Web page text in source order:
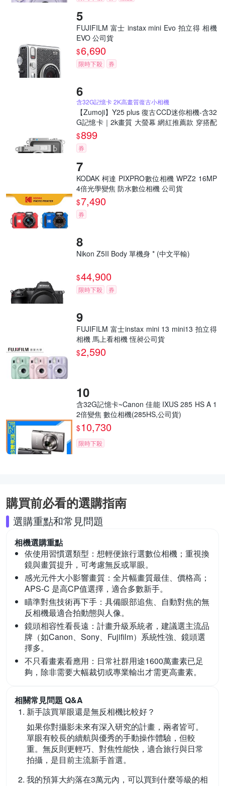
FUJIFILM 富士 instax mini Evo 拍立得 相機
EVO 公司貨
$6,690
限時下殺 券
含32G記憶卡 2K高畫質復古小相機
【Zumoji】Y25 plus 復古CCD迷你相機-含32
G記憶卡｜2k畫質 大螢幕 網紅推薦款 穿搭配
件 聖誕禮物
$899
券
KODAK 柯達 PIXPRO數位相機 WPZ2 16MP
4倍光學變焦 防水數位相機 公司貨
$7,490
券
Nikon Z5II Body 單機身 * (中文平輸)
$44,900
限時下殺 券
FUJIFILM 富士instax mini 13 mini13 拍立得
相機 馬上看相機 恆昶公司貨
$2,590
含32G記憶卡~Canon 佳能 IXUS 285 HS A 1
2倍變焦 數位相機(285HS,公司貨)
$10,730
限時下殺
購買前必看的選購指南
選購重點和常見問題
相機選購重點
依使用習慣選類型： 想輕便旅行選數位相機；重視換
鏡與畫質提升，可考慮無反或單眼。
感光元件大小影響畫質： 全片幅畫質最佳、價格高；
APS-C 是高CP值選擇，適合多數新手。
瞄準對焦技術再下手： 具備眼部追焦、自動對焦的無
反相機最適合拍動態與人像。
鏡頭相容性看長遠： 計畫升級系統者，建議選主流品
牌（如Canon、Sony、Fujifilm）系統性強、鏡頭選
擇多。
不只看畫素看應用： 日常社群用途1600萬畫素已足
夠，除非需要大幅裁切或專業輸出才需更高畫素。
相關常見問題 Q&A
新手該買單眼還是無反相機比較好？
如果你對攝影未來有深入研究的計畫，兩者皆可。
單眼有較長的續航與優秀的手動操作體驗，但較
重。無反則更輕巧、對焦性能快，適合旅行與日常
拍攝，是目前主流新手首選。
我的預算大約落在3萬元內，可以買到什麼等級的相